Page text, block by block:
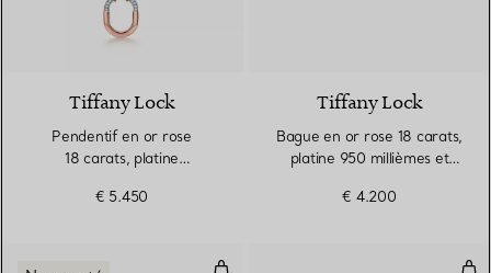
Tiffany Lock
Pendentif en or rose
18 carats, platine
Small
€ 5.450
Tiffany Lock
Bague en or rose 18 carats,
platine 950 millièmes et
€ 4.200
Bracelet à maillons taille Large